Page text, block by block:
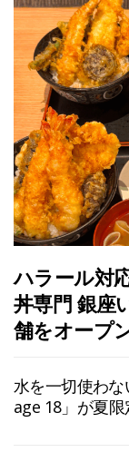
ハラール対
丼専門 銀座
舗をオープ
水を一切使わ
age 18」が夏